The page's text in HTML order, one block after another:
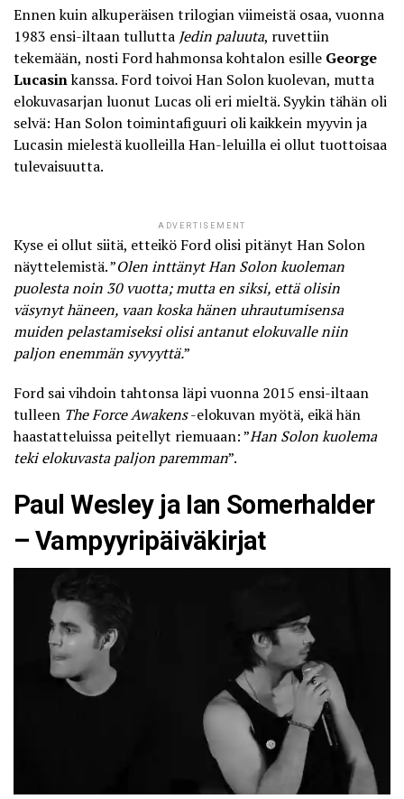
Ennen kuin alkuperäisen trilogian viimeistä osaa, vuonna
1983 ensi-iltaan tullutta Jedin paluuta, ruvettiin
tekemään, nosti Ford hahmonsa kohtalon esille George
Lucasinkanssa. Ford toivoi Han Solon kuolevan, mutta
elokuvasarjan luonut Lucas oli eri mieltä. Syykin tähän oli
selvä: Han Solon toimintafiguuri oli kaikkein myyvin ja
Lucasin mielestä kuolleilla Han-leluilla ei ollut tuottoisaa
tulevaisuutta.
ADVERTISEMENT
Kyse ei ollut siitä, etteikö Ford olisi pitänyt Han Solon
näyttelemistä. ”Olen inttänyt Han Solon kuoleman
puolesta noin 30 vuotta; mutta en siksi, että olisin
väsynyt häneen, vaan koska hänen uhrautumisensa
muiden pelastamiseksi olisi antanut elokuvalle niin
paljon enemmän syvyyttä.”
Ford sai vihdoin tahtonsa läpi vuonna 2015 ensi-iltaan
tulleen The Force Awakens-elokuvan myötä, eikä hän
haastatteluissa peitellyt riemuaan: ”Han Solon kuolema
teki elokuvasta paljon paremman”.
Paul Wesley ja Ian Somerhalder
– Vampyyripäiväkirjat